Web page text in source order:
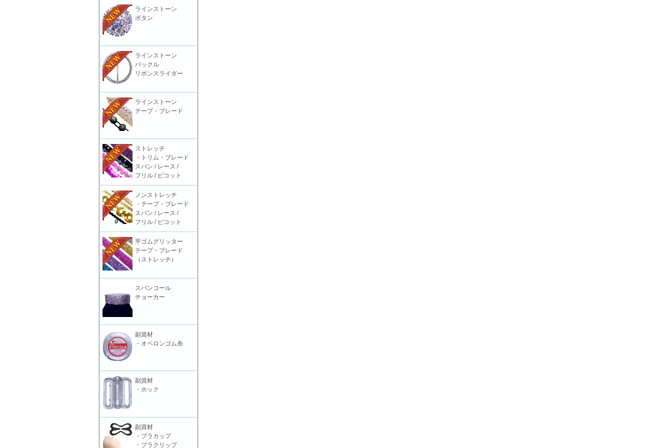
ラインストーン
ボタン
ラインストーン
バックル
リボンスライダー
ラインストーン
テープ・ブレード
ストレッチ
・トリム・ブレード
スパン / レース /
フリル / ピコット
ノンストレッチ
・テープ・ブレード
スパン / レース /
フリル / ピコット
平ゴムグリッター
テープ・ブレード
（ストレッチ）
スパンコール
チョーカー
副資材
・オペロンゴム糸
副資材
・ホック
副資材
・ブラカップ
・ブラクリップ